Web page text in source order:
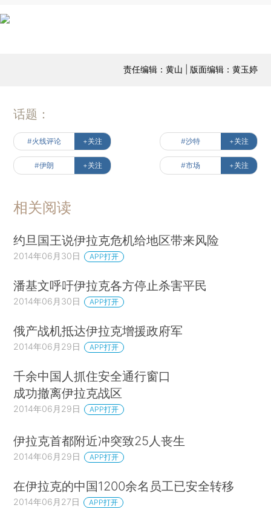
责任编辑：黄山 | 版面编辑：黄玉婷
话题：
#火线评论 +关注 #沙特 +关注
#伊朗 +关注 #市场 +关注
相关阅读
约旦国王说伊拉克危机给地区带来风险
2014年06月30日 APP打开
潘基文呼吁伊拉克各方停止杀害平民
2014年06月30日 APP打开
俄产战机抵达伊拉克增援政府军
2014年06月29日 APP打开
千余中国人抓住安全通行窗口
成功撤离伊拉克战区
2014年06月29日 APP打开
伊拉克首都附近冲突致25人丧生
2014年06月29日 APP打开
在伊拉克的中国1200余名员工已安全转移
2014年06月27日 APP打开